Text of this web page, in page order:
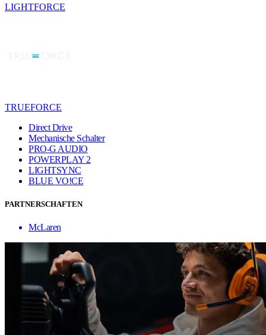
LIGHTFORCE
TRUEFORCE
Direct Drive
Mechanische Schalter
PRO-G AUDIO
POWERPLAY 2
LIGHTSYNC
BLUE VO!CE
PARTNERSCHAFTEN
McLaren